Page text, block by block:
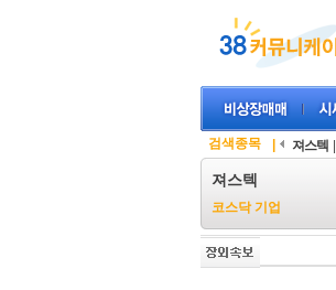
검색종목 져스텍
져스텍
코스닥 기업